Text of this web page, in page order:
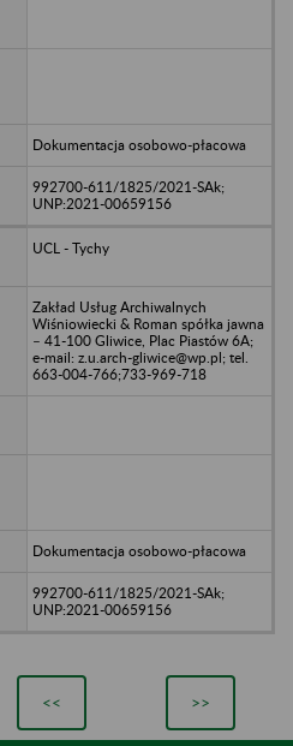
Dokumentacja osobowo-płacowa
992700-611/1825/2021-SAk;
UNP:2021-00659156
UCL - Tychy
Zakład Usług Archiwalnych
Wiśniowiecki & Roman spółka jawna
– 41-100 Gliwice, Plac Piastów 6A;
e-mail: z.u.arch-gliwice@wp.pl; tel.
663-004-766;733-969-718
Dokumentacja osobowo-płacowa
992700-611/1825/2021-SAk;
UNP:2021-00659156
<< >>